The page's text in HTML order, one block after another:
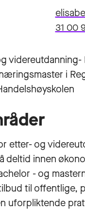
31 00
videreutdanning-
i
etter- og
deltid innen
- og
til offentlige,
uforpliktende